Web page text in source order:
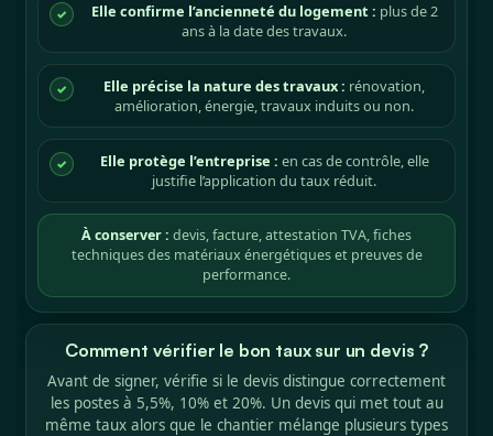
✓ Elle confirme l’ancienneté du logement : plus de 2
ans à la date des travaux.
✓ Elle précise la nature des travaux : rénovation,
amélioration, énergie, travaux induits ou non.
✓ Elle protège l’entreprise : en cas de contrôle, elle
justifie l’application du taux réduit.
À conserver : devis, facture, attestation TVA, fiches
techniques des matériaux énergétiques et preuves de
performance.
Comment vérifier le bon taux sur un devis ?
Avant de signer, vérifie si le devis distingue correctement
les postes à 5,5%, 10% et 20%. Un devis qui met tout au
même taux alors que le chantier mélange plusieurs types